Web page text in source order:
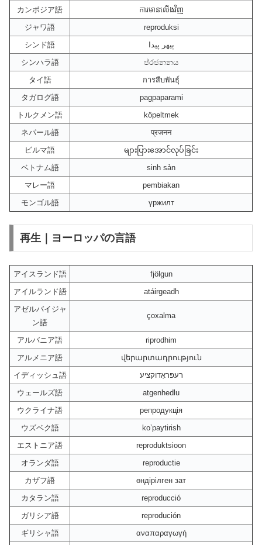
カンボジア語
ការមានលើងវិញ
ジャワ語
reproduksi
シンド語
ٻيهر پيدا
シンハラ語
ප්රජනනය
タイ語
การสืบพันธุ์
タガログ語
pagpaparami
トルクメン語
köpeltmek
ネパール語
प्रजनन
ビルマ語
များပြားအောင်လုပ်ခြင်း
ベトナム語
sinh sản
マレー語
pembiakan
モンゴル語
үржилт
再生｜ヨーロッパの言語
アイスランド語
fjölgun
アイルランド語
atáirgeadh
アゼルバイジャ
ン語
çoxalma
アルバニア語
riprodhim
アルメニア語
վերարտադրություն
イディッシュ語
רעפּראָדוקציע
ウェールズ語
atgenhedlu
ウクライナ語
репродукція
ウズベク語
ko’paytirish
エストニア語
reproduktsioon
オランダ語
reproductie
カザフ語
өндірілген зат
カタラン語
reproducció
ガリシア語
reprodución
ギリシャ語
αναπαραγωγή